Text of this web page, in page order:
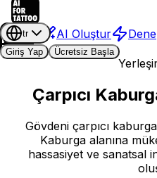
AI Oluştur Dene
tr
Giriş Yap
Ücretsiz Başla
Çarpıcı
Gövdeni çarpıcı
Kaburga alanına
hassasiyet ve sanatsal